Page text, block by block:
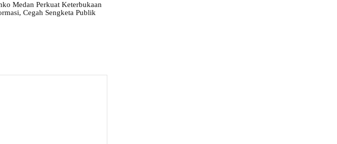
Medan Perkuat Keterbukaan
Cegah Sengketa Publik